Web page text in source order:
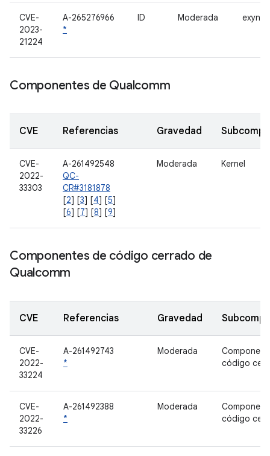
CVE-
2023-
21224
A-265276966
*
ID Moderada
Componentes de Qualcomm
CVE Referencias Gravedad
CVE-
2022-
33303
A-261492548
QC-
CR#3181878
[2] [3] [4] [5]
[6] [7] [8] [9]
Moderada Kernel
Componentes de código cerrado de
Qualcomm
CVE Referencias Gravedad
CVE-
2022-
33224
A-261492743
*
Moderada
código
CVE-
2022-
33226
A-261492388
*
Moderada
código